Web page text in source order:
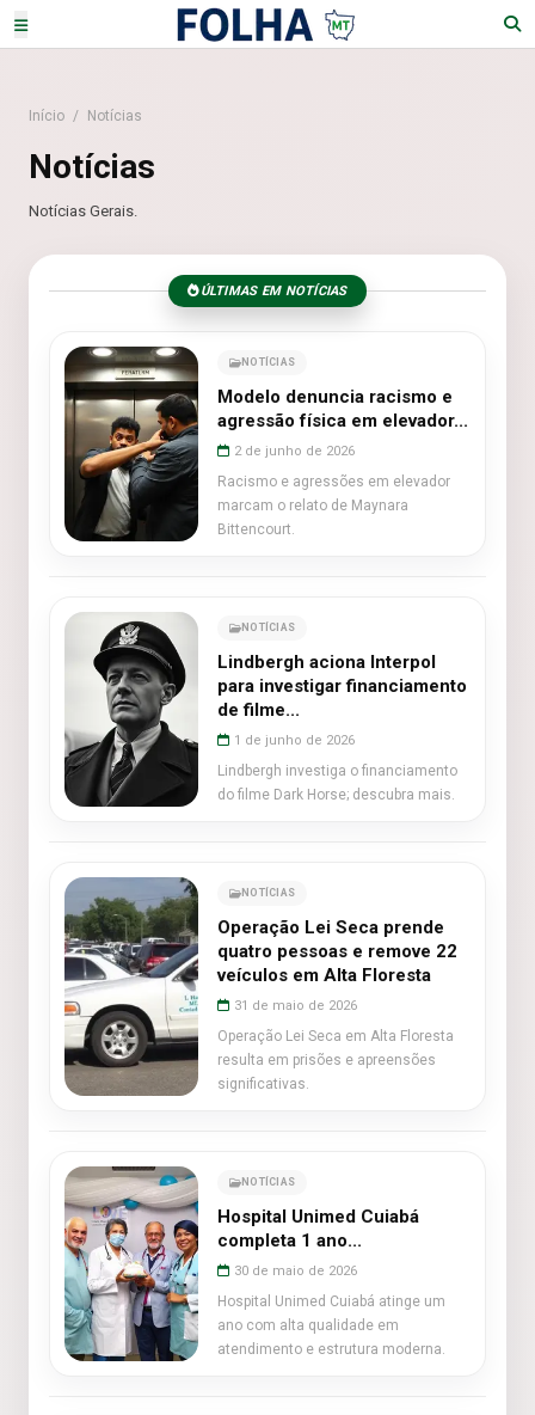
Início / Notícias
Notícias
Notícias Gerais.
ÚLTIMAS EM NOTÍCIAS
NOTÍCIAS
Modelo denuncia racismo e
agressão física em elevador...
2 de junho de 2026
Racismo e agressões em elevador
marcam o relato de Maynara
Bittencourt.
NOTÍCIAS
Lindbergh aciona Interpol
para investigar financiamento
de filme...
1 de junho de 2026
Lindbergh investiga o financiamento
do filme Dark Horse; descubra mais.
NOTÍCIAS
Operação Lei Seca prende
quatro pessoas e remove 22
veículos em Alta Floresta
31 de maio de 2026
Operação Lei Seca em Alta Floresta
resulta em prisões e apreensões
significativas.
NOTÍCIAS
Hospital Unimed Cuiabá
completa 1 ano...
30 de maio de 2026
Hospital Unimed Cuiabá atinge um
ano com alta qualidade em
atendimento e estrutura moderna.